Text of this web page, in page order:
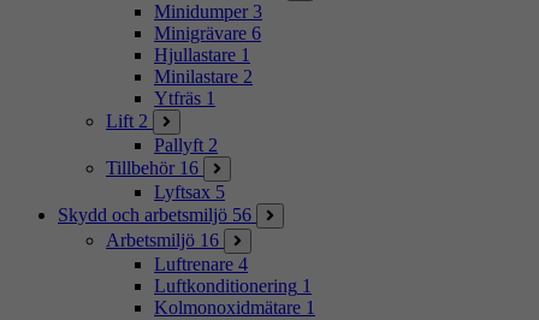
Minidumper 3
Minigrävare 6
Hjullastare 1
Minilastare 2
Ytfräs 1
Lift 2
Pallyft 2
Tillbehör 16
Lyftsax 5
Skydd och arbetsmiljö 56
Arbetsmiljö 16
Luftrenare 4
Luftkonditionering 1
Kolmonoxidmätare 1